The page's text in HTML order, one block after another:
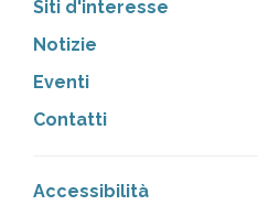
Siti d'interesse
Notizie
Eventi
Contatti
Accessibilità